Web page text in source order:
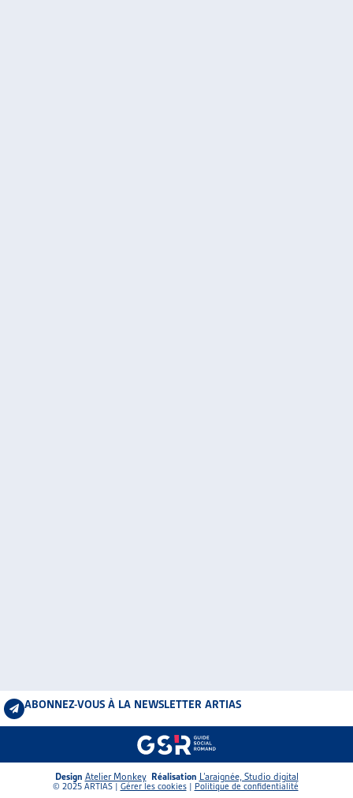
ABONNEZ-VOUS À LA NEWSLETTER ARTIAS
Design Atelier Monkey Réalisation L’araignée, Studio digital
© 2025 ARTIAS | Gérer les cookies| Politique de confidentialité